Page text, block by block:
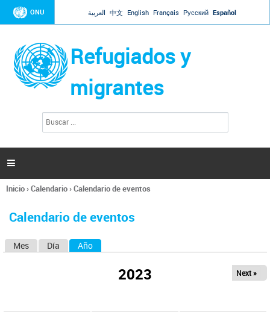
Jump to navigation
ONU العربية 中文 English Français Русский Español
Refugiados y
migrantes
l
s

Se
usted
Inicio›Calendario›Calendario de eventos
Calendario de eventos
Mes Día Año
2023 Next »